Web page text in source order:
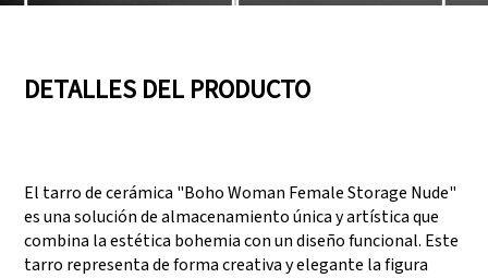
que pueden satisfacer
grandes demandas de
producción.
(Walmart), FAMA
(Disney), UNIVERSAL y
TARGET
DETALLES DEL PRODUCTO
El tarro de cerámica "Boho Woman Female Storage Nude"
es una solución de almacenamiento única y artística que
combina la estética bohemia con un diseño funcional. Este
tarro representa de forma creativa y elegante la figura